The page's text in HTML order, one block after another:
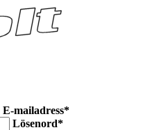
E-mailadress*
Lösenord*